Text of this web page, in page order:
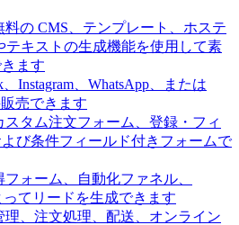
料の CMS、テンプレート、ホステ
テキストの生成機能を使用して素
ます
、Instagram、WhatsApp、または
売できます
スタム注文フォーム、登録・フィ
び条件フィールド付きフォームで
フォーム、自動化ファネル、
ってリードを生成できます
理、注文処理、配送、オンライン